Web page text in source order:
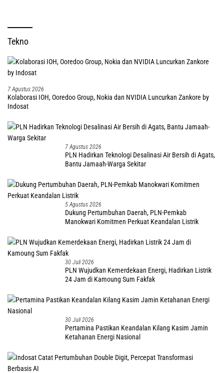
Tekno
7 Agustus 2026
Kolaborasi IOH, Ooredoo Group, Nokia dan NVIDIA Luncurkan Zankore by
Indosat
7 Agustus 2026
PLN Hadirkan Teknologi Desalinasi Air Bersih di Agats,
Bantu Jamaah-Warga Sekitar
5 Agustus 2026
Dukung Pertumbuhan Daerah, PLN-Pemkab
Manokwari Komitmen Perkuat Keandalan Listrik
30 Juli 2026
PLN Wujudkan Kemerdekaan Energi, Hadirkan Listrik
24 Jam di Kamoung Sum Fakfak
30 Juli 2026
Pertamina Pastikan Keandalan Kilang Kasim Jamin
Ketahanan Energi Nasional